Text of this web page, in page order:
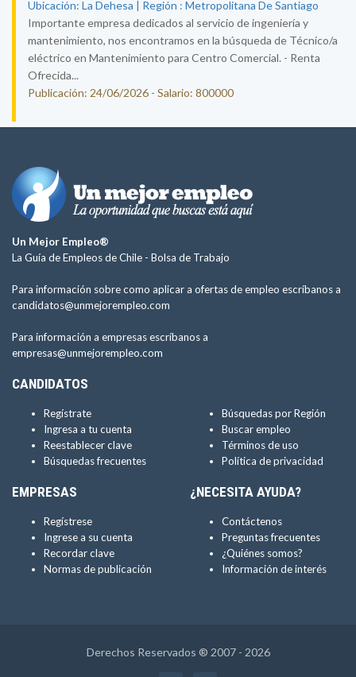
Ubicación: La Dehesa | Región : Metropolitana De Santiago
Importante empresa dedicados al servicio de ingeniería y
mantenimiento, nos encontramos en la búsqueda de Técnico/a
eléctrico en Mantenimiento para Centro Comercial. - Renta
Ofrecida...
Publicación: 24/06/2026 - Salario: 800000
Un Mejor Empleo®
La Guía de Empleos de Chile - Bolsa de Trabajo
Para información sobre como aplicar a ofertas de empleo escríbanos a
candidatos@unmejorempleo.com
Para información a empresas escríbanos a
empresas@unmejorempleo.com
CANDIDATOS
Regístrate
Ingresa a tu cuenta
Reestablecer clave
Búsquedas frecuentes
Búsquedas por Región
Buscar empleo
Términos de uso
Política de privacidad
EMPRESAS
Regístrese
Ingrese a su cuenta
Recordar clave
Normas de publicación
¿NECESITA AYUDA?
Contáctenos
Preguntas frecuentes
¿Quiénes somos?
Información de interés
Derechos Reservados ® 2007 - 2026